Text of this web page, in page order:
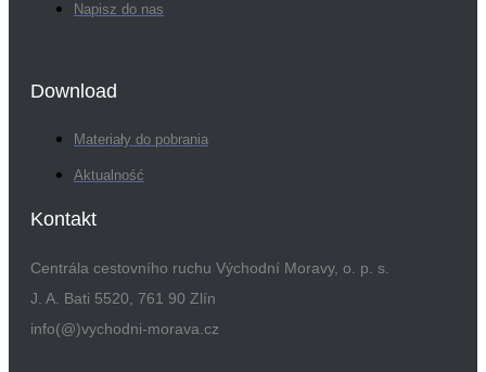
Napisz do nas
Download
Materiały do pobrania
Aktualność
Kontakt
Centrála cestovního ruchu Východní Moravy, o. p. s.
J. A. Bati 5520, 761 90 Zlín
info(@)vychodni-morava.cz